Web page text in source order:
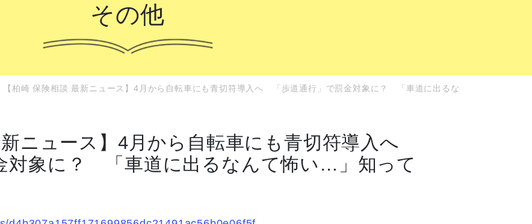
その他
【柏崎 保険相談 最新ニュース】4月から自転車にも青切符導入へ 「歩道通行」で罰金対象に？ 「車道に出るな
新ニュース】4月から自転車にも青切符導入へ
対象に？ 「車道に出るなんて怖い…」知って